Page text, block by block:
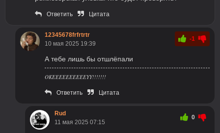
Ответить Цитата
12345678frfrtrtr
10 мая 2025 19:39
-1
А тебе лишь бы отшлёпали
OKEEEEEEEEEEYY!!!!!!!
Ответить Цитата
Rud
11 мая 2025 07:15
0